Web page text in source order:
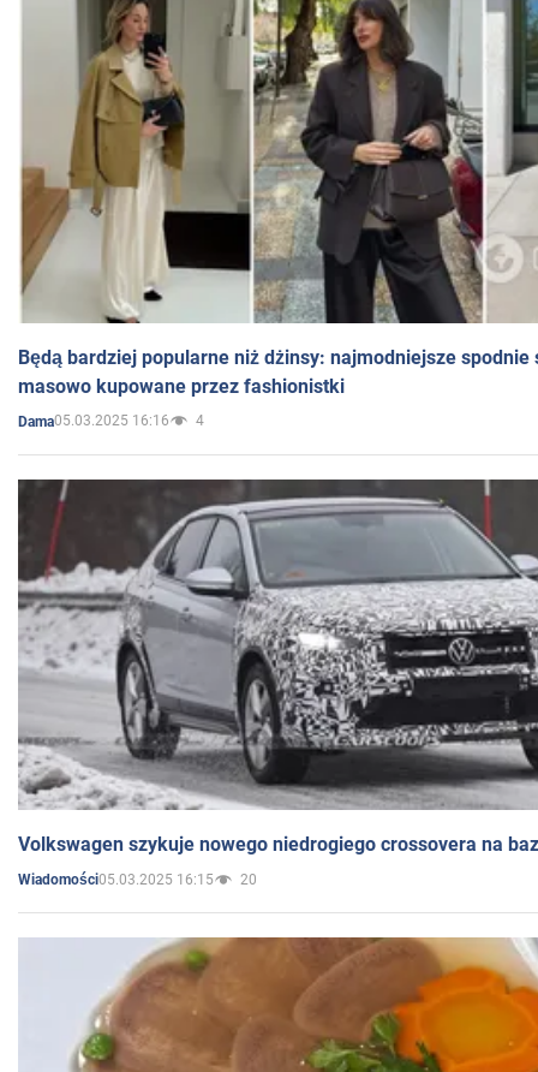
Będą bardziej popularne niż dżinsy: najmodniejsze spodnie
masowo kupowane przez fashionistki
Dama05.03.2025 16:16 4
Volkswagen szykuje nowego niedrogiego crossovera na
Wiadomości05.03.2025 16:15 20